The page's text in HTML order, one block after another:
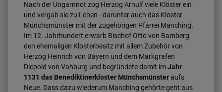
Nach der Ungarnnot zog Herzog Arnulf viele Klöster ein
und vergab sie zu Lehen - darunter auch das Kloster
Münchsmünster mit der zugehörigen Pfarrei Manching.
Im 12. Jahrhundert erwarb Bischof Otto von Bamberg
den ehemaligen Klosterbesitz mit allem Zubehör von
Herzog Heinrich von Bayern und dem Markgrafen
Diepold von Vohburg und begründete damit imJahr
1131 das Benediktinerkloster Münchsmünsteraufs
Neue. Dass dazu wiederum Manching gehörte geht aus